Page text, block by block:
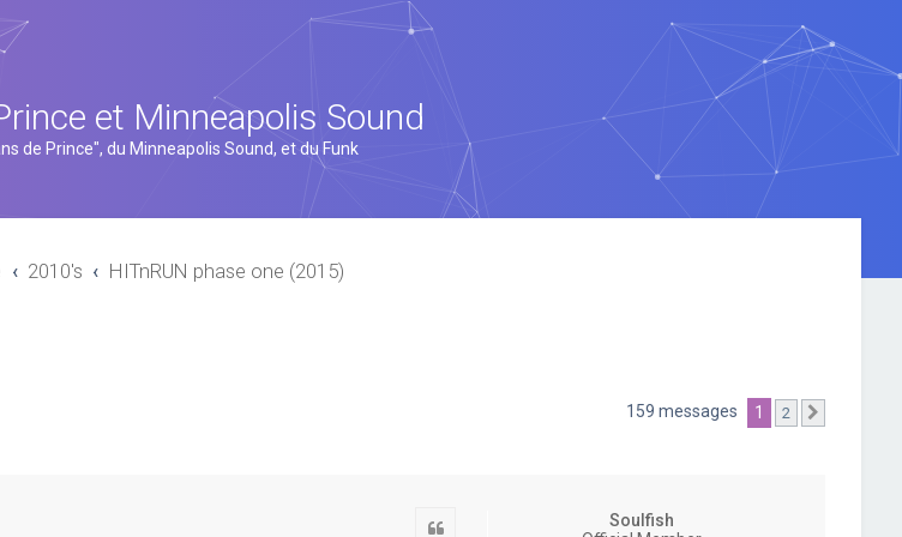
et Minneapolis Sound
de Prince", du Minneapolis Sound, et du Funk
2010's HITnRUN phase one (2015)
159 messages 1 2
Soulfish